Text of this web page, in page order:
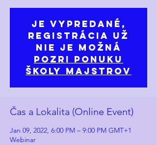
Je Vypredané,
Registrácia už
nie je možná
Pozri Ponuku
Školy Majstrov
Čas a Lokalita (Online Event)
Jan 09, 2022, 6:00 PM – 9:00 PM GMT+1
Webinar